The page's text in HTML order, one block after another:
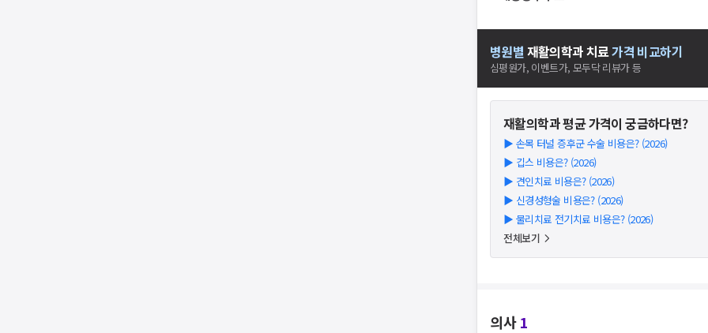
병원별 재활의학과치료가격 비교하기
심평원가, 이벤트가, 모두닥 리뷰가 등
재활의학과평균 가격이 궁금하다면?
▶ 손목 터널 증후군 수술 비용은? (2026)
▶ 깁스 비용은? (2026)
▶ 견인치료 비용은? (2026)
▶ 신경성형술 비용은? (2026)
▶ 물리치료 전기치료 비용은? (2026)
전체보기
의사1